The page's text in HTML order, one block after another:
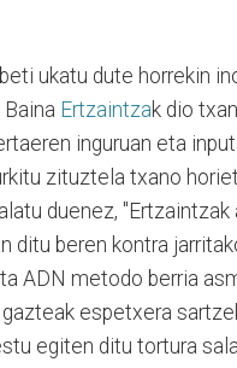
ukatu dute horrekin
Ertzaintzak dio
inguruan eta
zituztela txano
duenez, "Ertzaintzak
ditu beren kontra
ADN metodo berria
espetxera
egiten ditu tortura